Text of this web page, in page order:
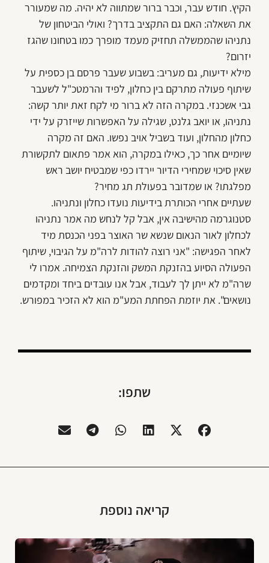
הקיץ. חודש עבר, וכבר ברור שמתווה לא יהיה. מה שמעורר
את השאלה: האם גם התקציב בדרך? ואולי הביטחון של
נתניהו שהממשלה תחזיק מעמד מופרך כמו בטחונו שהגז
יזרום?
מילא ידיעות, גם מעריב: בשבוע שעבר פרסם בן כספית על
שיתוף פעולה מתרקם בין כחלון, לפיד והרמטכ"ל לשעבר
גבי אשכנזי. במקרה הזה לא ברור מי לקח זאת יותר קשה:
נתניהו, או יואב גלנט, שגילה על האפשרות שייזרק על ידי
כחלון מהחלון, ועוד בשביל אויב נפשו. האם זה מקרה
שיומיים אחר כך, כאילו במקרה, הוא אמר פתאום לתקשורת
שאין סיכוי שמחירי הדיור יירדו כפי שמבטיח יושב ראש
מפלגתו? או שמדובר בפעולת תג מחיר?
שעתיים אחרי הכותרת בידיעות נועדו כחלון ונתניהו.
סטנוגרמה מהישיבה אין, אבל קל לנחש מה אמר נתניהו
לכחלון לאור הנאום שנשא שר האוצר בפני הכנסת מיד
לאחר הפגישה: "אני רוצה להודות לרה"מ על הגיבוי, שיתוף
הפעולה הסיוע בהזנקת המשק והזנקת הצמיחה. אמרו לי
שרה"מ לא ייתן לך לעבוד, אבל אנו עובדים ביחד ומקדמים
נושאים". את יוזמת הפחתת המע"מ הוא לא הזכיר במפורש.
שתפו:
קריאה נוספת